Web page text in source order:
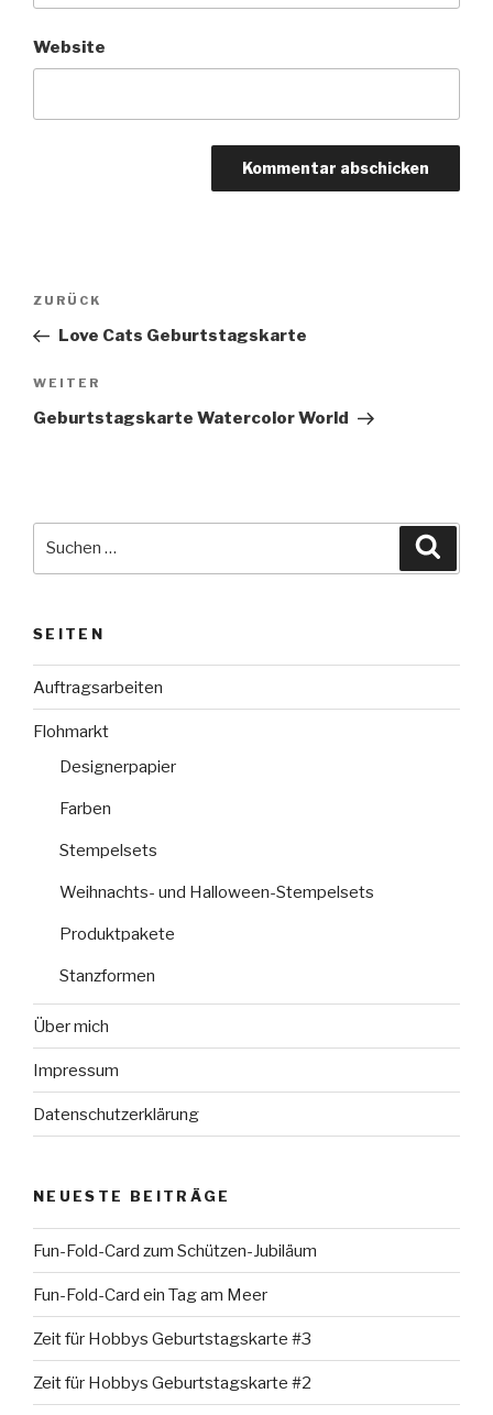
Website
Beitragsnavigation
Vorheriger
Beitrag
ZURÜCK
Love Cats Geburtstagskarte
Nächster
Beitrag
WEITER
Geburtstagskarte Watercolor World
SEITEN
Auftragsarbeiten
Flohmarkt
Designerpapier
Farben
Stempelsets
Weihnachts- und Halloween-Stempelsets
Produktpakete
Stanzformen
Über mich
Impressum
Datenschutzerklärung
NEUESTE BEITRÄGE
Fun-Fold-Card zum Schützen-Jubiläum
Fun-Fold-Card ein Tag am Meer
Zeit für Hobbys Geburtstagskarte #3
Zeit für Hobbys Geburtstagskarte #2